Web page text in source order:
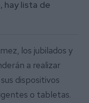
hay lista de
los jubilados y
a realizar
dispositivos
o tabletas.